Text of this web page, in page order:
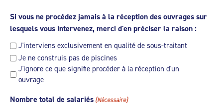
Si vous ne procédez jamais à la réception des ouvrages sur
lesquels vous intervenez, merci d'en préciser la raison :
J'interviens exclusivement en qualité de sous-traitant
Je ne construis pas de piscines
J'ignore ce que signifie procéder à la réception d'un
ouvrage
Nombre total de salariés (Nécessaire)